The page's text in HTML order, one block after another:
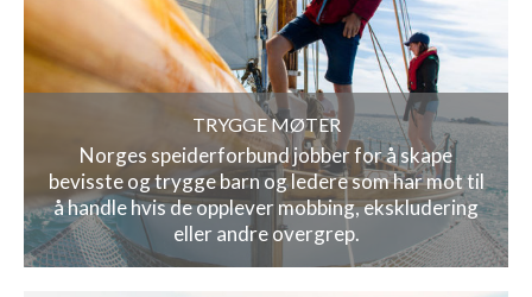
TRYGGE MØTER
Norges speiderforbund jobber for å skape
bevisste og trygge barn og ledere som har mot til
å handle hvis de opplever mobbing, ekskludering
eller andre overgrep.